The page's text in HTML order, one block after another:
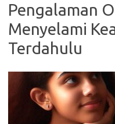
Pengalaman
Menyelami
Terdahulu